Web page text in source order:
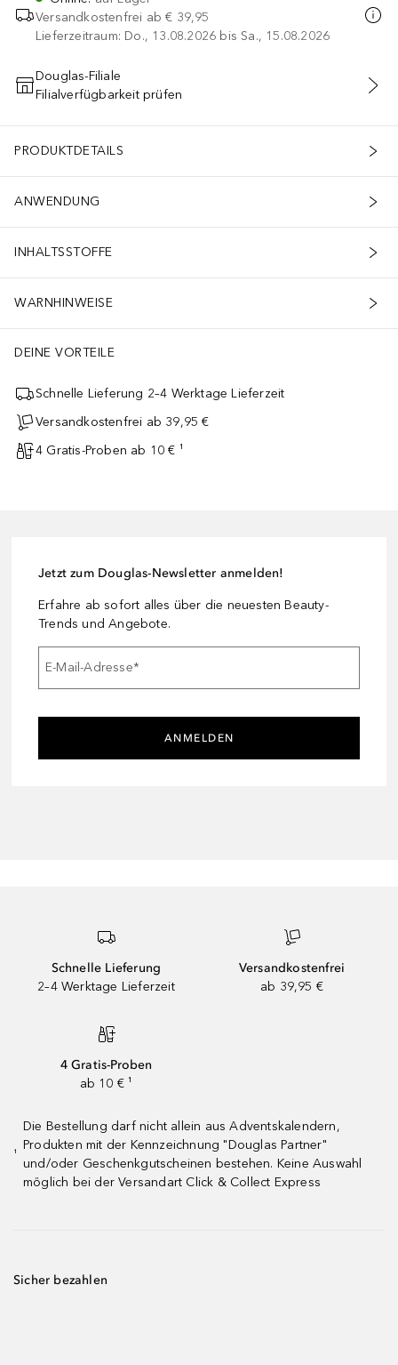
Versandkostenfrei ab € 39,95
Lieferzeitraum: Do., 13.08.2026 bis Sa., 15.08.2026
IN DEN WARENKORB
Douglas-Filiale
Filialverfügbarkeit prüfen
PRODUKTDETAILS
ANWENDUNG
INHALTSSTOFFE
WARNHINWEISE
für sonnengeschädigte Haut, Pigmentflecken und
DEINE VORTEILE
Schnelle Lieferung 2–4 Werktage Lieferzeit
Versandkostenfrei ab 39,95 €
4 Gratis-Proben ab 10 € ¹
Jetzt zum Douglas-Newsletter anmelden!
Erfahre ab sofort alles über die neuesten Beauty-
Trends und Angebote.
E-Mail-Adresse*
ANMELDEN
Schnelle Lieferung
2–4 Werktage Lieferzeit
Versandkostenfrei
ab 39,95 €
4 Gratis-Proben
ab 10 € ¹
¹
Die Bestellung darf nicht allein aus Adventskalendern,
Produkten mit der Kennzeichnung "Douglas Partner"
und/oder Geschenkgutscheinen bestehen. Keine Auswahl
möglich bei der Versandart Click & Collect Express
Sicher bezahlen